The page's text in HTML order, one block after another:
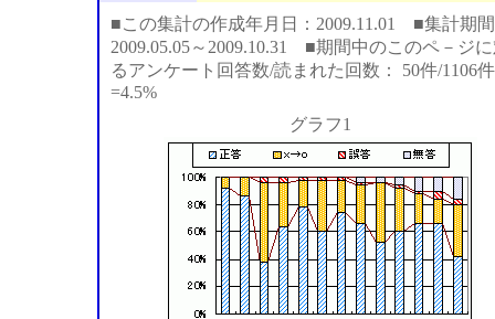
■この集計の作成年月日：2009.11.01 ■集計期間
2009.05.05～2009.10.31 ■期間中のこのペ－ジ
るアンケート回答数/読まれた回数： 50件/1106件
=4.5%
グラフ1